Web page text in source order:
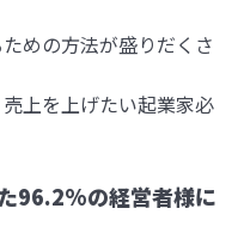
めの方法が盛りだくさ
上を上げたい起業家必
96.2%の経営者様に